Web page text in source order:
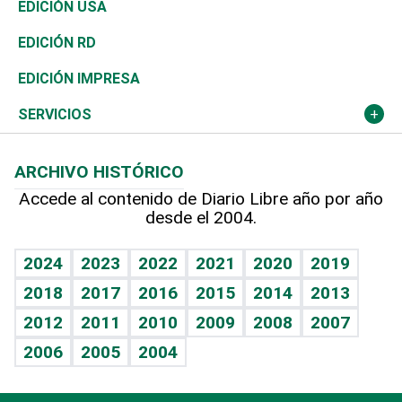
Ocenanía
Caribe
Resto del mundo
Telecom.
Global y variable
Economía personal
Sociales
Novedades
Podcast Arte Libre
Hablando con el pediatra
Vida y familia
Eñe
Celebrando la vida
Sin complejos
En pocas palabras
Ciclismo
Tenis
Olimpismo
Más deportes
Línea de hit
TBT Deportivo
En Directo
El Espía
Noticiero Poteleche
Columnistas
Más firmas
Tecnología
Historia
Martes de tecnología
Cambio climático
Economía
Revista
Deportes
Opinión
Hecho en casa
Guía del dinero
EDICIÓN USA
EDICIÓN RD
EDICIÓN IMPRESA
SERVICIOS
Cumpleaños
Horóscopos
Crucigramas
ARCHIVO HISTÓRICO
Accede al contenido de Diario Libre año por año
desde el 2004.
2024 2023 2022 2021 2020
2019
2018
2017 2016 2015 2014
2013
2012
2011 2010 2009 2008
2007
2006
2005 2004